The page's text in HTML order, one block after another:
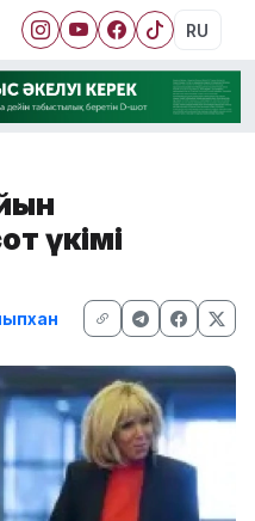
RU
үкімі